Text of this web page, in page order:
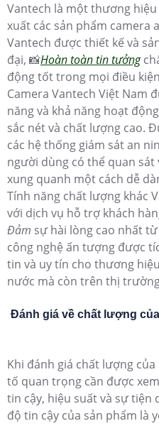
Vantech là một thương
xuất các sản phẩm camera
Vantech được thiết kế và
đại, 📸Hoàn toàn tin tưởng
động tốt trong mọi điều
Camera Vantech Việt Nam
năng và khả năng hoạt
sắc nét và chất lượng cao.
các hệ thống giám sát an
người dùng có thể quan
xung quanh một cách dễ
Tính năng chất lượng khác
với dịch vụ hỗ trợ khách
Đảm sự hài lòng cao nhất
công nghệ ấn tượng được
tin và uy tín cho thương
nước mà còn trên thị
Đánh giá về chất lượng
Khi đánh giá chất lượng
tố quan trọng cần được
tin cậy, hiệu suất và sự tiện
độ tin cậy của sản phẩm là